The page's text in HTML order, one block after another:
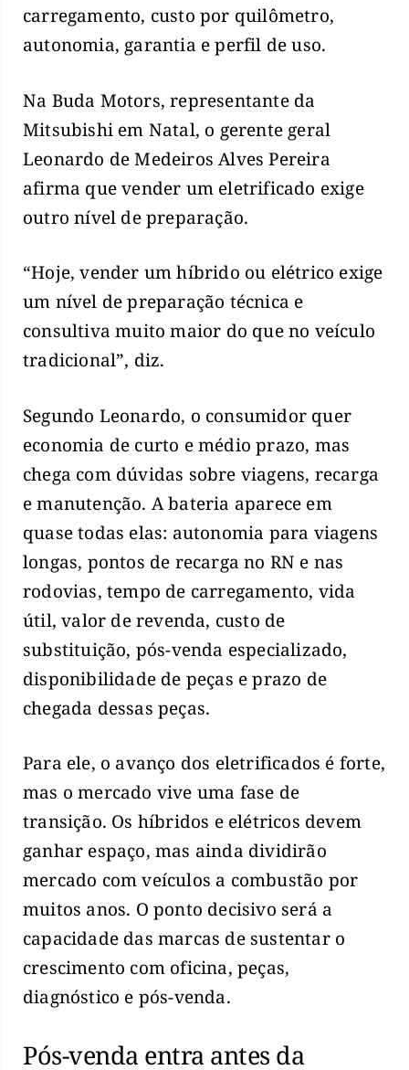
carregamento, custo por quilômetro,
autonomia, garantia e perfil de uso.
Na Buda Motors, representante da
Mitsubishi em Natal, o gerente geral
Leonardo de Medeiros Alves Pereira
afirma que vender um eletrificado exige
outro nível de preparação.
“Hoje, vender um híbrido ou elétrico exige
um nível de preparação técnica e
consultiva muito maior do que no veículo
tradicional”, diz.
Segundo Leonardo, o consumidor quer
economia de curto e médio prazo, mas
chega com dúvidas sobre viagens, recarga
e manutenção. A bateria aparece em
quase todas elas: autonomia para viagens
longas, pontos de recarga no RN e nas
rodovias, tempo de carregamento, vida
útil, valor de revenda, custo de
substituição, pós-venda especializado,
disponibilidade de peças e prazo de
chegada dessas peças.
Para ele, o avanço dos eletrificados é forte,
mas o mercado vive uma fase de
transição. Os híbridos e elétricos devem
ganhar espaço, mas ainda dividirão
mercado com veículos a combustão por
muitos anos. O ponto decisivo será a
capacidade das marcas de sustentar o
crescimento com oficina, peças,
diagnóstico e pós-venda.
Pós-venda entra antes da